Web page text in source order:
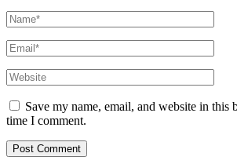
Name*
Email*
Website
Save my name, email, and website in this
time I comment.